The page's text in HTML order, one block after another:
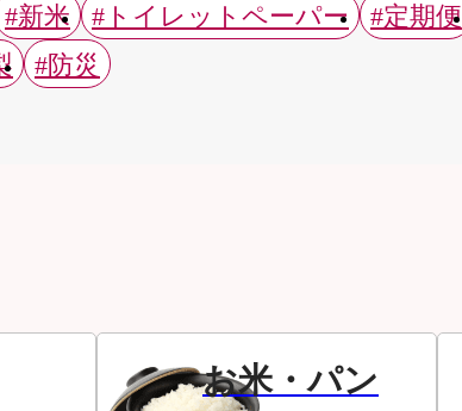
#新米 #トイレットペーパー #定期便
#防災
お米・パン